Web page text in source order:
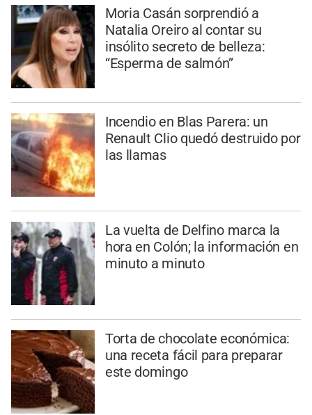
Moria Casán sorprendió a
Natalia Oreiro al contar su
insólito secreto de belleza:
“Esperma de salmón”
Incendio en Blas Parera: un
Renault Clio quedó destruido por
las llamas
La vuelta de Delfino marca la
hora en Colón; la información en
minuto a minuto
Torta de chocolate económica:
una receta fácil para preparar
este domingo